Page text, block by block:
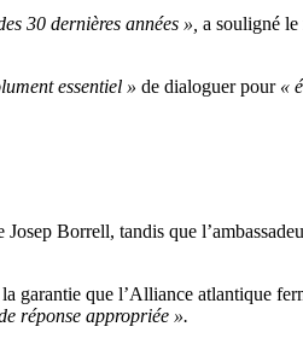
30 dernières années », a souligné
essentiel » de dialoguer pour «
Borrell, tandis que
que l’Alliance atlantique
réponse appropriée ».